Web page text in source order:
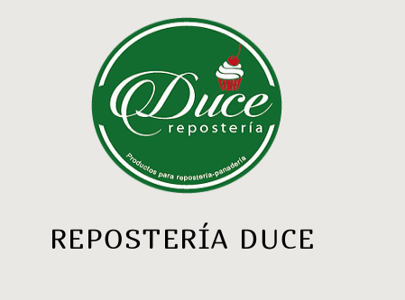
REPOSTERÍA DUCE